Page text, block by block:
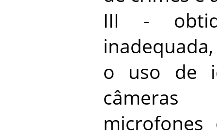
III -
o uso de
câmeras